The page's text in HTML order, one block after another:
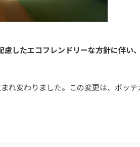
慮したエコフレンドリーな方針に伴い
れ変わりました。この変更は、ボッテ